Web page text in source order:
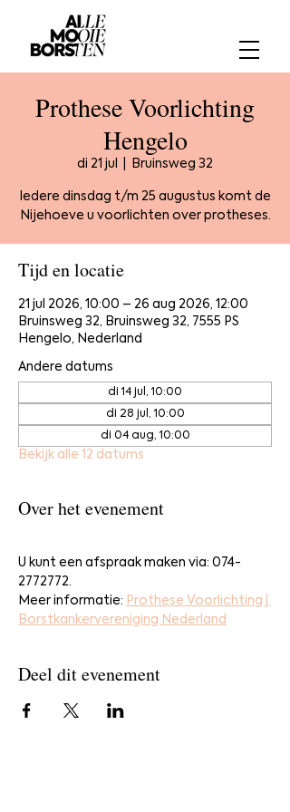
Prothese Voorlichting
Hengelo
di 21 jul Bruinsweg 32
Iedere dinsdag t/m 25 augustus komt de
Nijehoeve u voorlichten over protheses.
Tijd en locatie
21 jul 2026, 10:00 – 26 aug 2026, 12:00
Bruinsweg 32, Bruinsweg 32, 7555 PS
Hengelo, Nederland
Andere datums
di 14 jul, 10:00
di 28 jul, 10:00
di 04 aug, 10:00
Bekijk alle 12 datums
Over het evenement
U kunt een afspraak maken via: 074-
2772772.
Meer informatie: Prothese Voorlichting |
Borstkankervereniging Nederland
Deel dit evenement